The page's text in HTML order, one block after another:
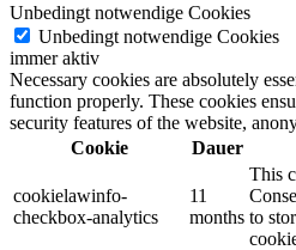
Unbedingt notwendige Cookies
Unbedingt notwendige Cookies
immer aktiv
Necessary cookies are absolutely
function properly. These cookies
security features of the website,
Cookie
Dauer
cookielawinfo-
checkbox-analytics
11
months
This
to